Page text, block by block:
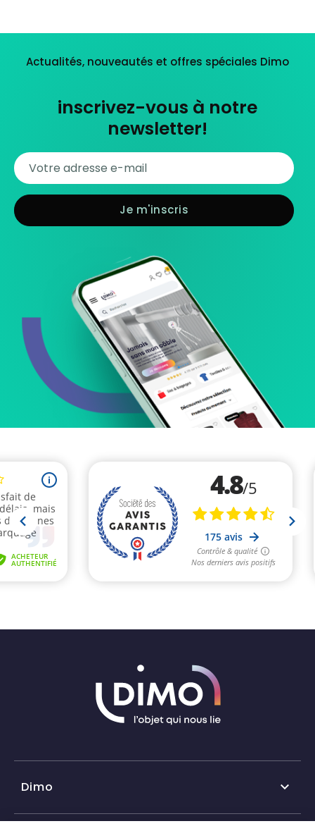
Actualités, nouveautés et offres spéciales Dimo
inscrivez-vous à notre
newsletter!
Dimo 